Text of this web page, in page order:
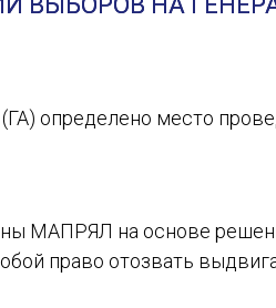
определено место
МАПРЯЛ на основе
право отозвать